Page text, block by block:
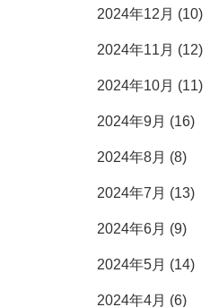
2024年12月 (10)
2024年11月 (12)
2024年10月 (11)
2024年9月 (16)
2024年8月 (8)
2024年7月 (13)
2024年6月 (9)
2024年5月 (14)
2024年4月 (6)